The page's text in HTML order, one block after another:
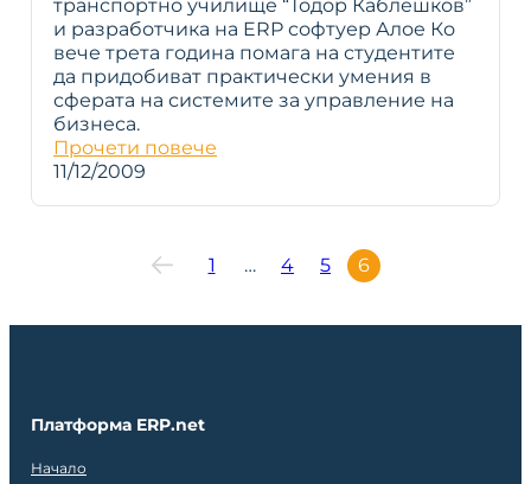
транспортно училище “Тодор Каблешков”
и разработчика на ERP софтуер Алое Ко
вече трета година помага на студентите
да придобиват практически умения в
сферата на системите за управление на
бизнеса.
Прочети повече
11/12/2009
1 … 4 5 6
Платформа ERP.net
Начало